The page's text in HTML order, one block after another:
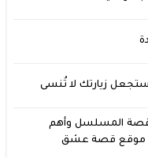
ستجعل زيارتك لا تُنسى
اسطنبول الجديدة 2022 قصة المسلسل وأهم